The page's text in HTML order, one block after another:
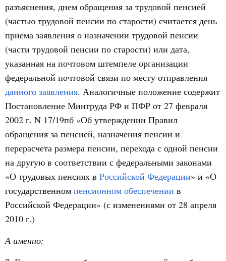
разъяснения, днем обращения за трудовой пенсией
(частью трудовой пенсии по старости) считается день
приема заявления о назначении трудовой пенсии
(части трудовой пенсии по старости) или дата,
указанная на почтовом штемпеле организации
федеральной почтовой связи по месту отправления
данного заявления. Аналогичные положение содержит
Постановление Минтруда РФ и ПФР от 27 февраля
2002 г. N 17/19пб «Об утверждении Правил
обращения за пенсией, назначения пенсии и
перерасчета размера пенсии, перехода с одной пенсии
на другую в соответствии с федеральными законами
«О трудовых пенсиях в Российской Федерации» и «О
государственном пенсионном обеспечении в
Российской Федерации» (с изменениями от 28 апреля
2010 г.)
А именно: